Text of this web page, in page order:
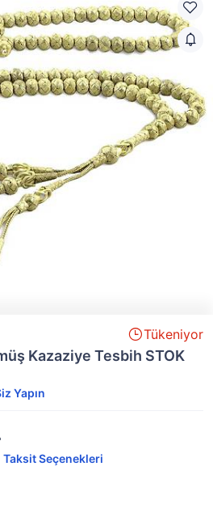
Tükeniyor
Kazaziye Tesbih STOK
Yapın
Taksit Seçenekleri